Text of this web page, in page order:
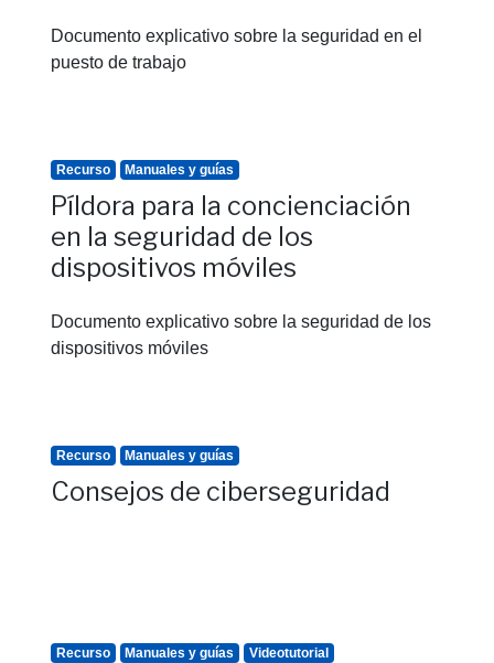
Documento explicativo sobre la seguridad en el
puesto de trabajo
Recurso Manuales y guías
Píldora para la concienciación
en la seguridad de los
dispositivos móviles
Documento explicativo sobre la seguridad de los
dispositivos móviles
Recurso Manuales y guías
Consejos de ciberseguridad
Recurso Manuales y guías Videotutorial